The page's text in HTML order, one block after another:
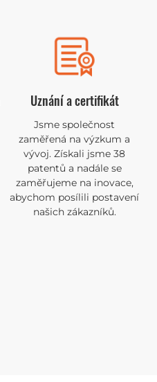
Uznání a certifikát
Jsme společnost
zaměřená na výzkum a
vývoj. Získali jsme 38
patentů a nadále se
zaměřujeme na inovace,
abychom posílili postavení
našich zákazníků.